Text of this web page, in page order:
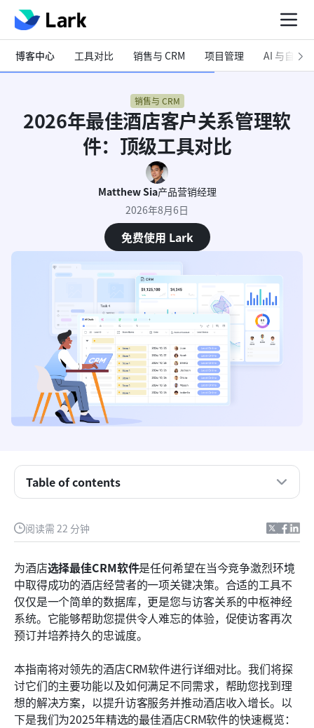
博客中心 工具对比 销售与 CRM 项目管理 AI 与自动化
销售与 CRM
2026年最佳酒店客户关系管理软
件：顶级工具对比
Matthew Sia产品营销经理
2026年8月6日
免费使用 Lark
阅读需 22 分钟
为酒店选择最佳CRM软件是任何希望在当今竞争激烈环境
中取得成功的酒店经营者的一项关键决策。合适的工具不
仅仅是一个简单的数据库，更是您与访客关系的中枢神经
系统。它能够帮助您提供令人难忘的体验，促使访客再次
预订并培养持久的忠诚度。
本指南将对领先的酒店CRM软件进行详细对比。我们将探
讨它们的主要功能以及如何满足不同需求，帮助您找到理
想的解决方案，以提升访客服务并推动酒店收入增长。以
下是我们为2025年精选的最佳酒店CRM软件的快速概览：
Table of contents
使用专用酒店客户关系管理系统的主要优势
最优秀酒店CRM软件的必备功能
比较酒店的8款最佳CRM软件
如何选择适合您酒店的CRM
超越工具：将您的CRM用作协作中心
结论
常见问题